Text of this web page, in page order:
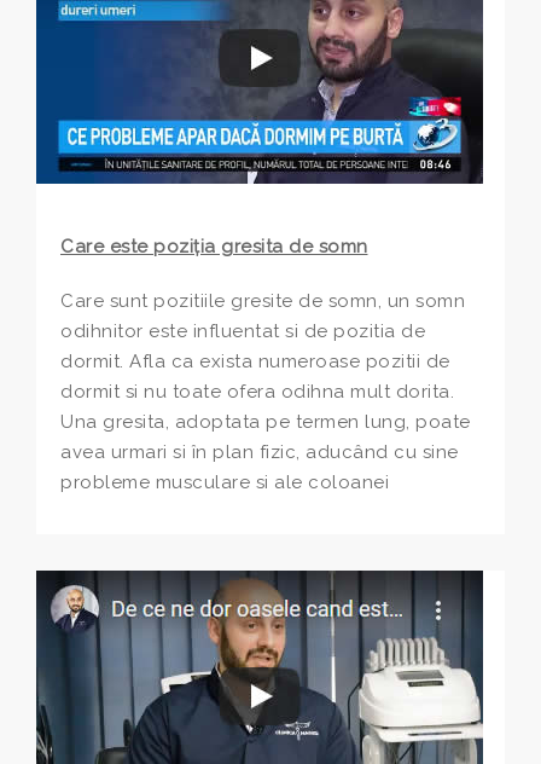
Care este poziţia gresita de somn
Care sunt pozitiile gresite de somn, un somn
odihnitor este influentat si de pozitia de
dormit. Afla ca exista numeroase pozitii de
dormit si nu toate ofera odihna mult dorita.
Una gresita, adoptata pe termen lung, poate
avea urmari si în plan fizic, aducând cu sine
probleme musculare si ale coloanei